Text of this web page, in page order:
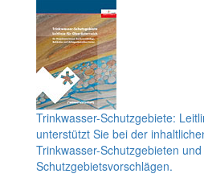
Trinkwasser-Schutzgebiete:
unterstützt Sie bei der
Trinkwasser-Schutzgebieten
Schutzgebietsvorschlägen.